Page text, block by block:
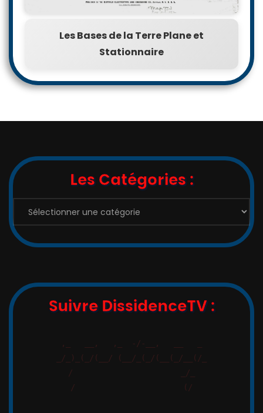
Les Bases de la Terre Plane et
Stationnaire
Les Catégories :
Catégories
Suivre DissidenceTV :
,_   __,   ,_  -/-__,   __   _
_/_)_(_/(__/ (__/_(_/(__(_/__(/_
/                       _/_
/                       (/